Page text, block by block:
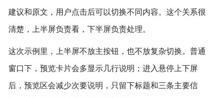
建议和原文，用户点击后可以切换不同内容。这个关系很
清楚，上半屏负责看，下半屏负责处理。
这次示例里，上半屏不放主按钮，也不放复杂切换。普通
窗口下，预览卡片会多显示几行说明；进入悬停上下屏
后，预览区会减少次要说明，只留下标题和三条主要信